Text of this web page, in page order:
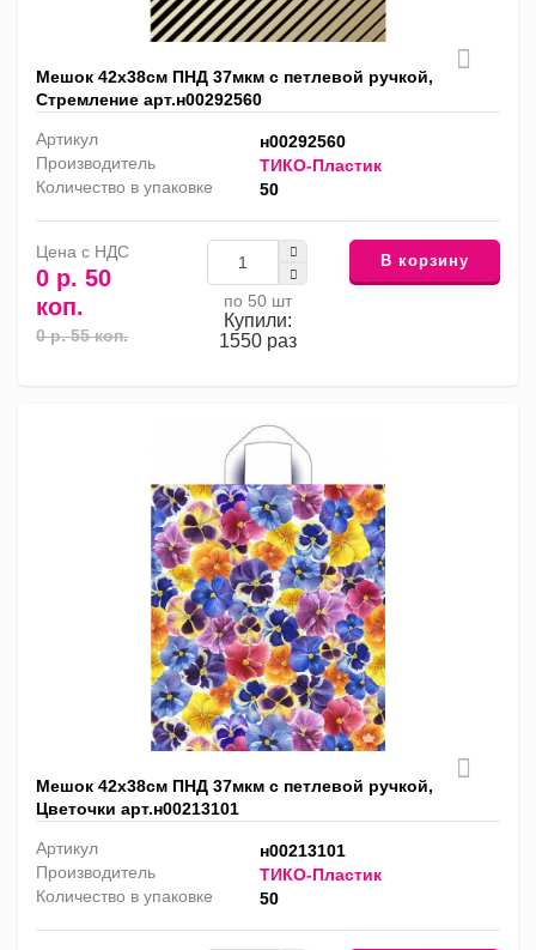
Мешок 42х38см ПНД 37мкм с петлевой ручкой,
Стремление арт.н00292560
Артикул
н00292560
Производитель
ТИКО-Пластик
Количество в упаковке
50
Цена с НДС
0 р. 50
коп.
0 р. 55 коп.
по 50 шт
Купили:
1550 раз
В корзину
Мешок 42х38см ПНД 37мкм с петлевой ручкой,
Цветочки арт.н00213101
Артикул
н00213101
Производитель
ТИКО-Пластик
Количество в упаковке
50